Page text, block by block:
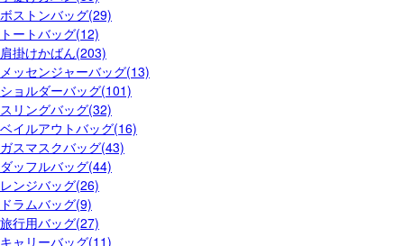
ボストンバッグ(29)
トートバッグ(12)
肩掛けかばん(203)
メッセンジャーバッグ(13)
ショルダーバッグ(101)
スリングバッグ(32)
ベイルアウトバッグ(16)
ガスマスクバッグ(43)
ダッフルバッグ(44)
レンジバッグ(26)
ドラムバッグ(9)
旅行用バッグ(27)
キャリーバッグ(11)